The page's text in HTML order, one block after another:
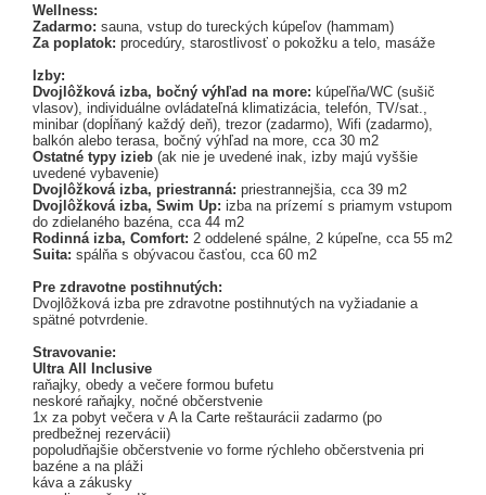
Wellness:
Zadarmo: sauna, vstup do tureckých kúpeľov (hammam)
Za poplatok: procedúry, starostlivosť o pokožku a telo, masáže
Izby:
Dvojlôžková izba, bočný výhľad na more: kúpeľňa/WC (sušič
vlasov), individuálne ovládateľná klimatizácia, telefón, TV/sat.,
minibar (dopĺňaný každý deň), trezor (zadarmo), Wifi (zadarmo),
balkón alebo terasa, bočný výhľad na more, cca 30 m2
Ostatné typy izieb (ak nie je uvedené inak, izby majú vyššie
uvedené vybavenie)
Dvojlôžková izba, priestranná: priestrannejšia, cca 39 m2
Dvojlôžková izba, Swim Up: izba na prízemí s priamym vstupom
do zdielaného bazéna, cca 44 m2
Rodinná izba, Comfort: 2 oddelené spálne, 2 kúpeľne, cca 55 m2
Suita: spálňa s obývacou časťou, cca 60 m2
Pre zdravotne postihnutých:
Dvojlôžková izba pre zdravotne postihnutých na vyžiadanie a
spätné potvrdenie.
Stravovanie:
Ultra All Inclusive
raňajky, obedy a večere formou bufetu
neskoré raňajky, nočné občerstvenie
1x za pobyt večera v A la Carte reštaurácii zadarmo (po
predbežnej rezervácii)
popoludňajšie občerstvenie vo forme rýchleho občerstvenia pri
bazéne a na pláži
káva a zákusky